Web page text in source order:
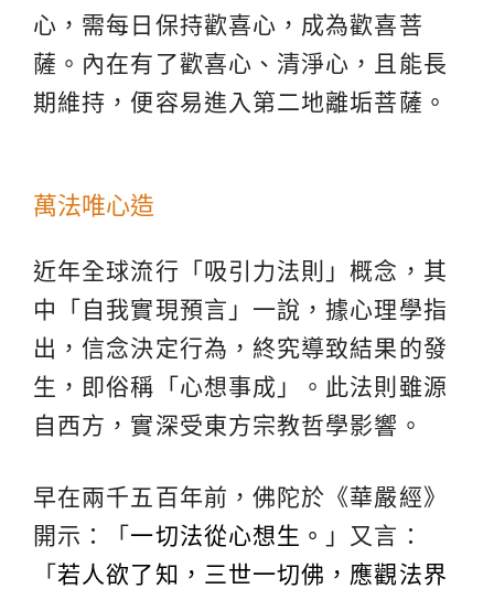
心，需每日保持歡喜心，成為歡喜菩
薩。內在有了歡喜心、清淨心，且能長
期維持，便容易進入第二地離垢菩薩。
萬法唯心造
近年全球流行「吸引力法則」概念，其
中「自我實現預言」一說，據心理學指
出，信念決定行為，終究導致結果的發
生，即俗稱「心想事成」。此法則雖源
自西方，實深受東方宗教哲學影響。
早在兩千五百年前，佛陀於《華嚴經》
開示：「 一切法從心想生。 」又言：
「 若人欲了知，三世一切佛，應觀法界